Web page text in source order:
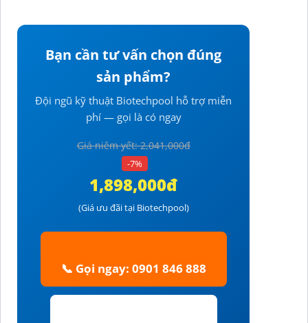
Bạn cần tư vấn chọn đúng
sản phẩm?
Đội ngũ kỹ thuật Biotechpool hỗ trợ miễn
phí — gọi là có ngay
Giá niêm yết: 2,041,000đ
-7%
1,898,000đ
(Giá ưu đãi tại Biotechpool)
📞 Gọi ngay: 0901 846 888